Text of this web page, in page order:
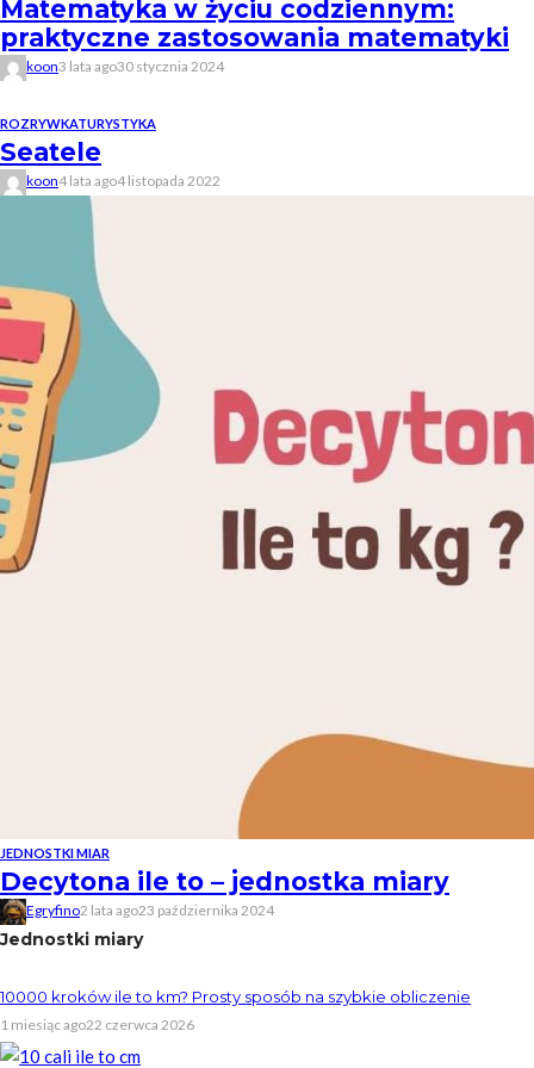
Matematyka w życiu codziennym:
praktyczne zastosowania matematyki
koon3 lata ago30 stycznia 2024
ROZRYWKATURYSTYKA
Seatele
koon4 lata ago4 listopada 2022
JEDNOSTKI MIAR
Decytona ile to – jednostka miary
Egryfino2 lata ago23 października 2024
Jednostki miary
10000 kroków ile to km? Prosty sposób na szybkie obliczenie
1 miesiąc ago22 czerwca 2026